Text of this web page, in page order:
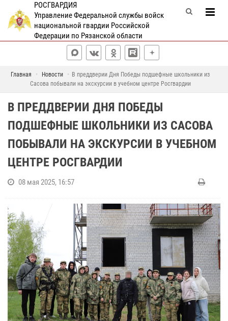
РОСГВАРДИЯ
Управление Федеральной службы войск
национальной гвардии Российской
Федерации по Рязанской области
Главная Новости
В преддверии Дня Победы подшефные школьники из
Сасова побывали на экскурсии в учебном центре Росгвардии
В ПРЕДДВЕРИИ ДНЯ ПОБЕДЫ
ПОДШЕФНЫЕ ШКОЛЬНИКИ ИЗ САСОВА
ПОБЫВАЛИ НА ЭКСКУРСИИ В УЧЕБНОМ
ЦЕНТРЕ РОСГВАРДИИ
08 мая 2025, 16:57